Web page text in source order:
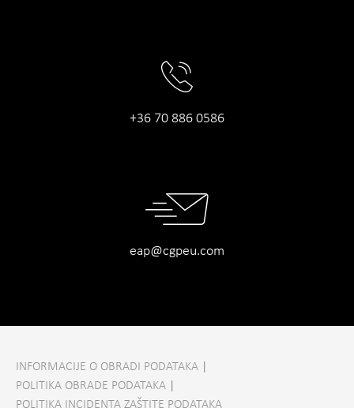
+36 70 886 0586
eap@cgpeu.com
INFORMACIJE O OBRADI PODATAKA
POLITIKA OBRADE PODATAKA
POLITIKA INCIDENTA ZAŠTITE PODATAKA